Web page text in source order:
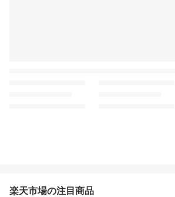
楽天市場の注目商品